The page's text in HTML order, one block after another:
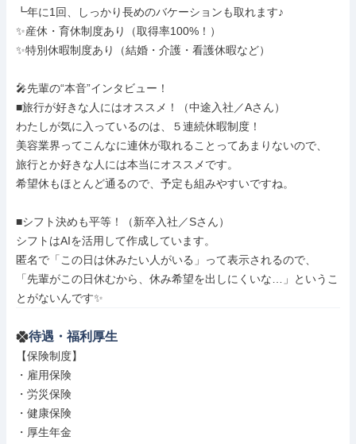
┗年に1回、しっかり長めのバケーションも取れます♪
✨産休・育休制度あり（取得率100%！）
✨特別休暇制度あり（結婚・介護・看護休暇など）
🎤先輩の“本音”インタビュー！
■旅行が好きな人にはオススメ！（中途入社／Aさん）
わたしが気に入っているのは、５連続休暇制度！
美容業界ってこんなに連休が取れることってあまりないので、
旅行とか好きな人には本当にオススメです。
希望休もほとんど通るので、予定も組みやすいですね。
■シフト決めも平等！（新卒入社／Sさん）
シフトはAIを活用して作成しています。
匿名で「この日は休みたい人がいる」って表示されるので、
「先輩がこの日休むから、休み希望を出しにくいな…」というこ
とがないんです✨
待遇・福利厚生
【保険制度】
・雇用保険
・労災保険
・健康保険
・厚生年金